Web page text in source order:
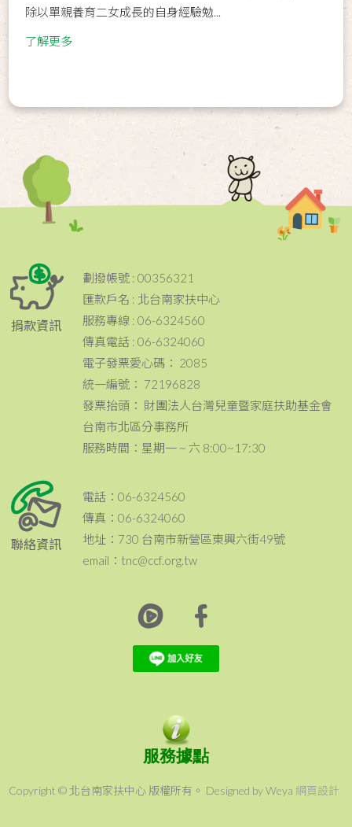
除以單親養育二女成長的自身經驗勉...
了解更多
捐款資訊
劃撥帳號 : 00356321
匯款戶名 : 北台南家扶中心
服務專線 : 06-6324560
傳真電話 : 06-6324060
電子發票愛心碼： 2085
統一編號： 72196828
發票抬頭： 財團法人台灣兒童暨家庭扶助基金會
台南市北區分事務所
服務時間：星期一 ~ 六 8:00~17:30
聯絡資訊
電話：06-6324560
傳真：06-6324060
地址：730 台南市新營區東興六街49號
email：tnc@ccf.org.tw
服務據點
Copyright © 北台南家扶中心 版權所有。 Designed by Weya 網頁設計